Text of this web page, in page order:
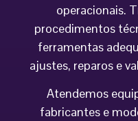
operacionais.
procedimentos
ferramentas
ajustes, reparos e
Atendemos
fabricantes e